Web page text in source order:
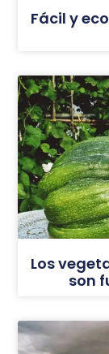
Fácil y
Los
son